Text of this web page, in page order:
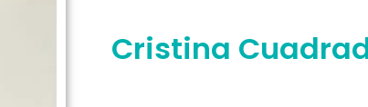
Cristina